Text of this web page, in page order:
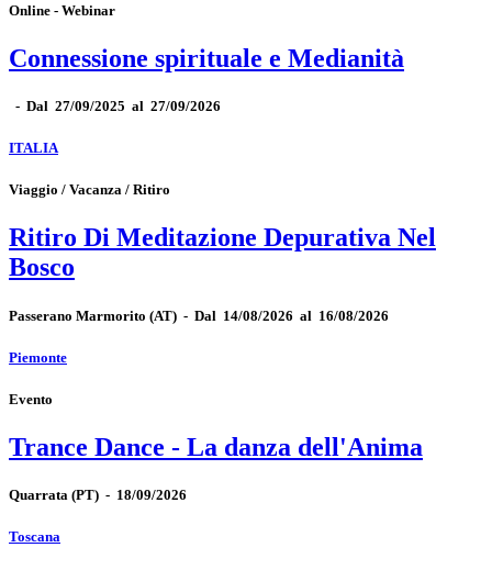
Online - Webinar
Connessione spirituale e Medianità
- Dal 27/09/2025 al 27/09/2026
ITALIA
Viaggio / Vacanza / Ritiro
Ritiro Di Meditazione Depurativa Nel
Bosco
Passerano Marmorito (AT) - Dal 14/08/2026 al 16/08/2026
Piemonte
Evento
Trance Dance - La danza dell'Anima
Quarrata (PT) - 18/09/2026
Toscana